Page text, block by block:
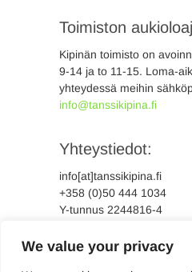
We value your privacy
Toimiston
Kipinän toimisto on
9-14 ja to 11-15. Loma-
yhteydessä meihin
info@tanssikipina.fi
Yhteystiedot:
info[at]tanssikipina.fi
+358 (0)50 444 1034
Y-tunnus 2244816-4